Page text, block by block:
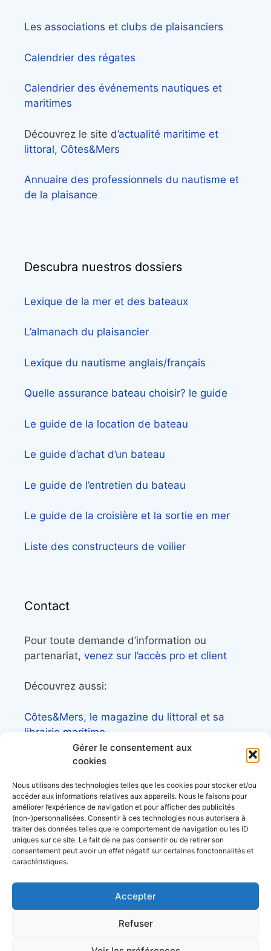
Gérer le consentement aux
cookies
Nous utilisons des technologies telles que les cookies pour stocker et/ou
accéder aux informations relatives aux appareils. Nous le faisons pour
améliorer l’expérience de navigation et pour afficher des publicités
(non-)personnalisées. Consentir à ces technologies nous autorisera à
traiter des données telles que le comportement de navigation ou les ID
uniques sur ce site. Le fait de ne pas consentir ou de retirer son
consentement peut avoir un effet négatif sur certaines fonctonnalités et
caractéristiques.
Accepter
Refuser
Les associations et clubs de plaisanciers
Calendrier des régates
Calendrier des événements nautiques et
maritimes
Découvrez le site d’actualité maritime et
littoral, Côtes&Mers
Annuaire des professionnels du nautisme et
de la plaisance
Descubra nuestros dossiers
Lexique de la mer et des bateaux
L’almanach du plaisancier
Lexique du nautisme anglais/français
Quelle assurance bateau choisir? le guide
Le guide de la location de bateau
Le guide d’achat d’un bateau
Le guide de l’entretien du bateau
Le guide de la croisière et la sortie en mer
Liste des constructeurs de voilier
Contact
Pour toute demande d’information ou
partenariat, venez sur l’accès pro et client
Découvrez aussi:
Côtes&Mers, le magazine du littoral et sa
librairie maritime
Mers&Montagnes, Equipement outdoor pour
le trek et le raid nautique
BoatingAds, le site d’annonces bateaux
européen
Stock images by
datos personales